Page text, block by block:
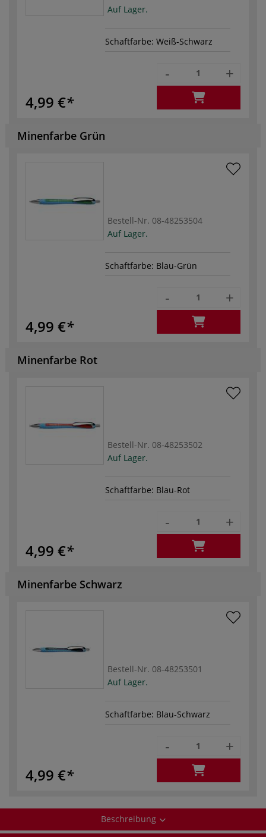
Auf Lager.
Schaftfarbe: Weiß-Schwarz
4,99 €
- +
Minenfarbe Grün
Bestell-Nr. 08-48253504
Auf Lager.
Schaftfarbe: Blau-Grün
4,99 €
- +
Minenfarbe Rot
Bestell-Nr. 08-48253502
Auf Lager.
Schaftfarbe: Blau-Rot
4,99 €
- +
Minenfarbe Schwarz
Bestell-Nr. 08-48253501
Auf Lager.
Schaftfarbe: Blau-Schwarz
4,99 €
- +
Beschreibung